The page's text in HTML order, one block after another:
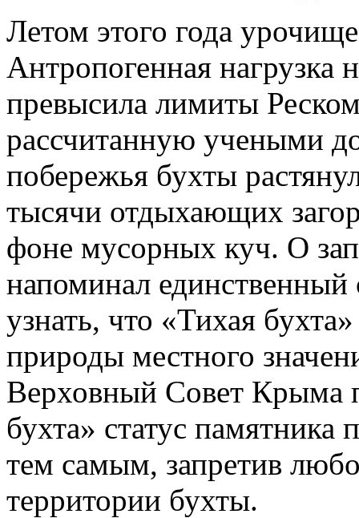
Летом этого года
Антропогенная нагрузка
превысила лимиты
рассчитанную учеными
побережья бухты
тысячи отдыхающих
фоне мусорных куч. О
напоминал
узнать, что «Тихая
природы местного
Верховный Совет Крыма
бухта» статус памятника
тем самым, запретив
территории бухты.